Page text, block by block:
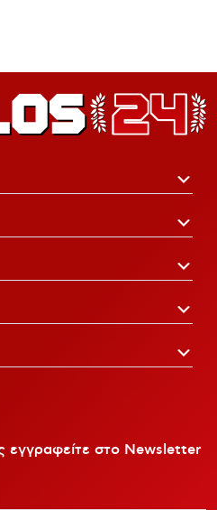
εγγραφείτε στο Newsletter